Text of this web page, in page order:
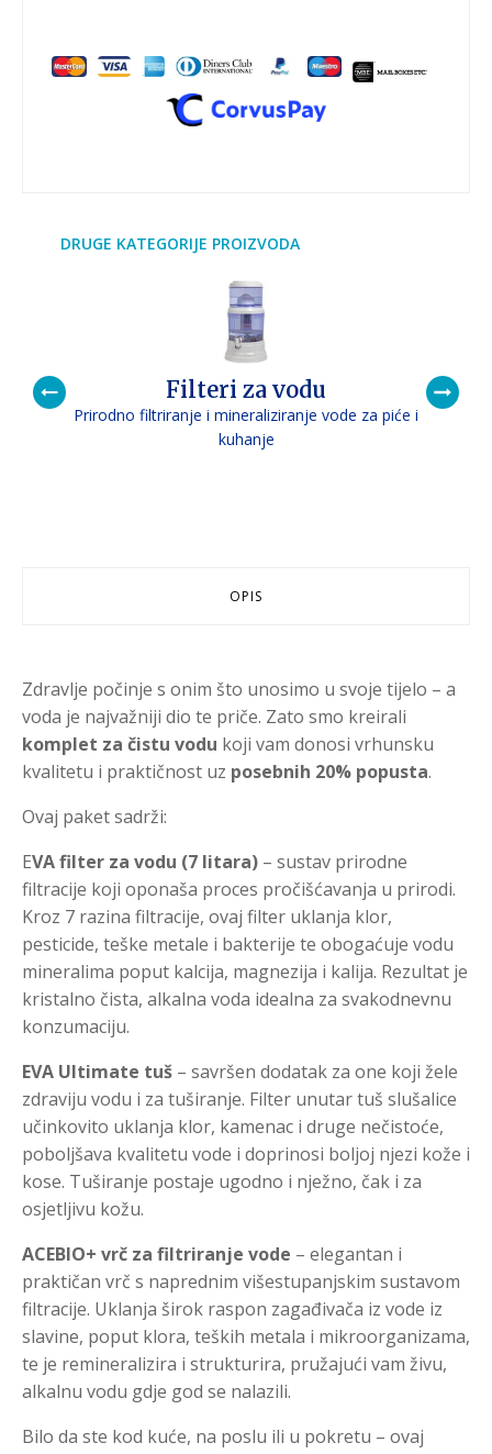
tuš
količina
DRUGE KATEGORIJE PROIZVODA
Filteri za vodu
Prirodno filtriranje i mineraliziranje vode za piće i
kuhanje
OPIS
Zdravlje počinje s onim što unosimo u svoje tijelo – a
voda je najvažniji dio te priče. Zato smo kreirali
komplet za čistu vodu koji vam donosi vrhunsku
kvalitetu i praktičnost uz posebnih 20% popusta.
Ovaj paket sadrži:
EVA filter za vodu (7 litara) – sustav prirodne
filtracije koji oponaša proces pročišćavanja u prirodi.
Kroz 7 razina filtracije, ovaj filter uklanja klor,
pesticide, teške metale i bakterije te obogaćuje vodu
mineralima poput kalcija, magnezija i kalija. Rezultat je
kristalno čista, alkalna voda idealna za svakodnevnu
konzumaciju.
EVA Ultimate tuš – savršen dodatak za one koji žele
zdraviju vodu i za tuširanje. Filter unutar tuš slušalice
učinkovito uklanja klor, kamenac i druge nečistoće,
poboljšava kvalitetu vode i doprinosi boljoj njezi kože i
kose. Tuširanje postaje ugodno i nježno, čak i za
osjetljivu kožu.
ACEBIO+ vrč za filtriranje vode – elegantan i
praktičan vrč s naprednim višestupanjskim sustavom
filtracije. Uklanja širok raspon zagađivača iz vode iz
slavine, poput klora, teških metala i mikroorganizama,
te je remineralizira i strukturira, pružajući vam živu,
alkalnu vodu gdje god se nalazili.
Bilo da ste kod kuće, na poslu ili u pokretu – ovaj